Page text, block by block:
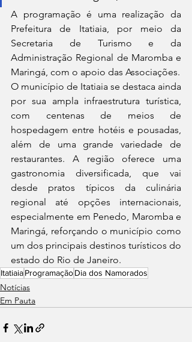
A programação é uma realização da
Prefeitura de Itatiaia, por meio da
Secretaria de Turismo e da
Administração Regional de Maromba e
Maringá, com o apoio das Associações.
O município de Itatiaia se destaca ainda
por sua ampla infraestrutura turística,
com centenas de meios de
hospedagem entre hotéis e pousadas,
além de uma grande variedade de
restaurantes. A região oferece uma
gastronomia diversificada, que vai
desde pratos típicos da culinária
regional até opções internacionais,
especialmente em Penedo, Maromba e
Maringá, reforçando o município como
um dos principais destinos turísticos do
estado do Rio de Janeiro.
ItatiaiaProgramaçãoDia dos Namorados
Notícias
Em Pauta